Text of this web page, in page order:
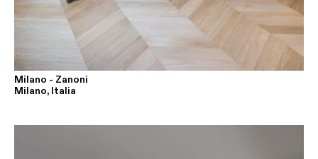
Milano - Zanoni
Milano, Italia